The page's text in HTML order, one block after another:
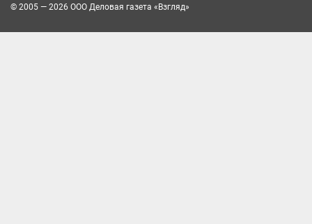
© 2005 — 2026 ООО Деловая газета «Взгляд»